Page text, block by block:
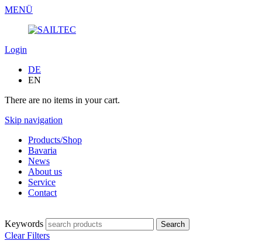
MENÜ
Login
DE
EN
There are no items in your cart.
Skip navigation
Products/Shop
Bavaria
News
About us
Service
Contact
Keywords
Clear Filters